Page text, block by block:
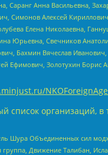
Саранг Анна Васильевна,
Симонов Алексей
Елена Николаевна,
Юрьевна, Свечников
Бахмин Вячеслав
Ефимович, Золотухин
список организаций, в
Шура Объединенных сил
Движение Талибан,